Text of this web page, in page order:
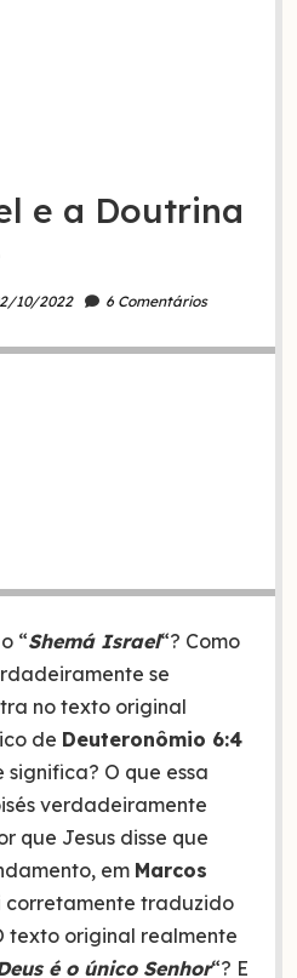
e a Doutrina
10/2022 6 Comentários
“Shemá Israel“? Como
se
no texto original
de Deuteronômio 6:4
O que essa
verdadeiramente
que Jesus disse que
em Marcos
corretamente traduzido
texto original realmente
é o único Senhor“? E